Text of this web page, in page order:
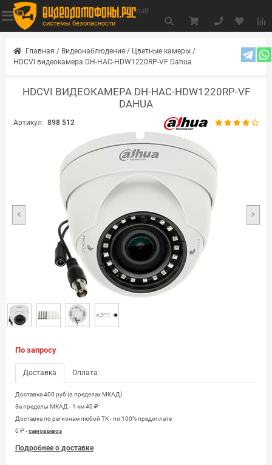
видеодомофоны.рус
системы безопасности
null
Главная / Видеонаблюдение / Цветные камеры /
HDCVI видеокамера DH-HAC-HDW1220RP-VF Dahua
HDCVI ВИДЕОКАМЕРА DH-HAC-HDW1220RP-VF
DAHUA
Артикул: 898 512
По запросу
Доставка Оплата
Доставка 400 руб (в пределах МКАД)
За пределы МКАД - 1 км 40 ₽
Доставка по регионам любой TK - по 100% предоплате
0 ₽ -самовывоз
Подробнее о доставке